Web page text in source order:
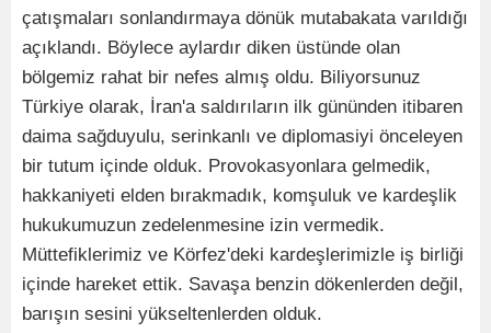
çatışmaları sonlandırmaya dönük mutabakata varıldığı
açıklandı. Böylece aylardır diken üstünde olan
bölgemiz rahat bir nefes almış oldu. Biliyorsunuz
Türkiye olarak, İran'a saldırıların ilk gününden itibaren
daima sağduyulu, serinkanlı ve diplomasiyi önceleyen
bir tutum içinde olduk. Provokasyonlara gelmedik,
hakkaniyeti elden bırakmadık, komşuluk ve kardeşlik
hukukumuzun zedelenmesine izin vermedik.
Müttefiklerimiz ve Körfez'deki kardeşlerimizle iş birliği
içinde hareket ettik. Savaşa benzin dökenlerden değil,
barışın sesini yükseltenlerden olduk.